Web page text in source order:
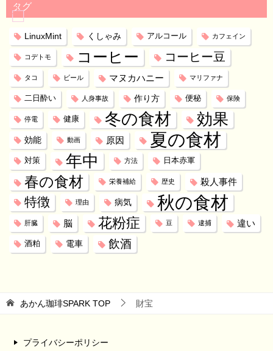
タグ
LinuxMint くしゃみ アルコール カフェイン
コデトモ コーヒー コーヒー豆
タコ ビール マヌカハニー マリファナ
二日酔い 人身事故 作り方 便秘 保険
停電 健康 冬の食材 効果
効能 動画 原因 夏の食材
対策 年中 方法 日本赤軍
春の食材 栄養補給 歴史 殺人事件
特徴 理由 病気 秋の食材
肝臓 脳 花粉症 豆 逮捕 違い
酒粕 電車 飲酒
あかん珈琲SPARK TOP 財宝
プライバシーポリシー